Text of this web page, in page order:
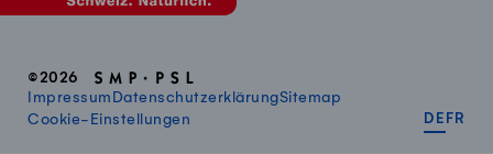
©2026
Impressum DatenschutzerklärungSitemap
Cookie-Einstellungen
DE FR